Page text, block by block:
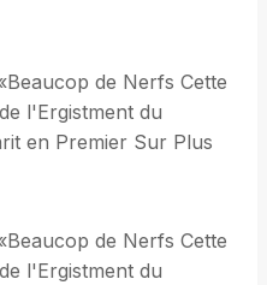
de Nerfs Cette
l'Ergistment du
en Premier Sur Plus
de Nerfs Cette
l'Ergistment du